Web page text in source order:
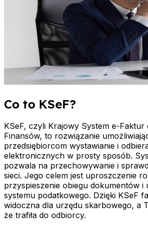
Co to KSeF?
KSeF, czyli Krajowy System e-Faktur
Finansów, to rozwiązanie
przedsiębiorcom wystawianie i
elektronicznych w prosty sposób.
pozwala na przechowywanie i
sieci. Jego celem jest uproszczenie
przyspieszenie obiegu dokumentów i
systemu podatkowego. Dzięki KSeF
widoczna dla urzędu skarbowego, a
że trafiła do odbiorcy.